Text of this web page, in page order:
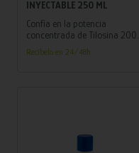
INYECTABLE 250 ML
Confía en la potencia
concentrada de Tilosina 200
Ganadexil para abordar
infecciones en tus animales de
Recíbelo en 24/48h